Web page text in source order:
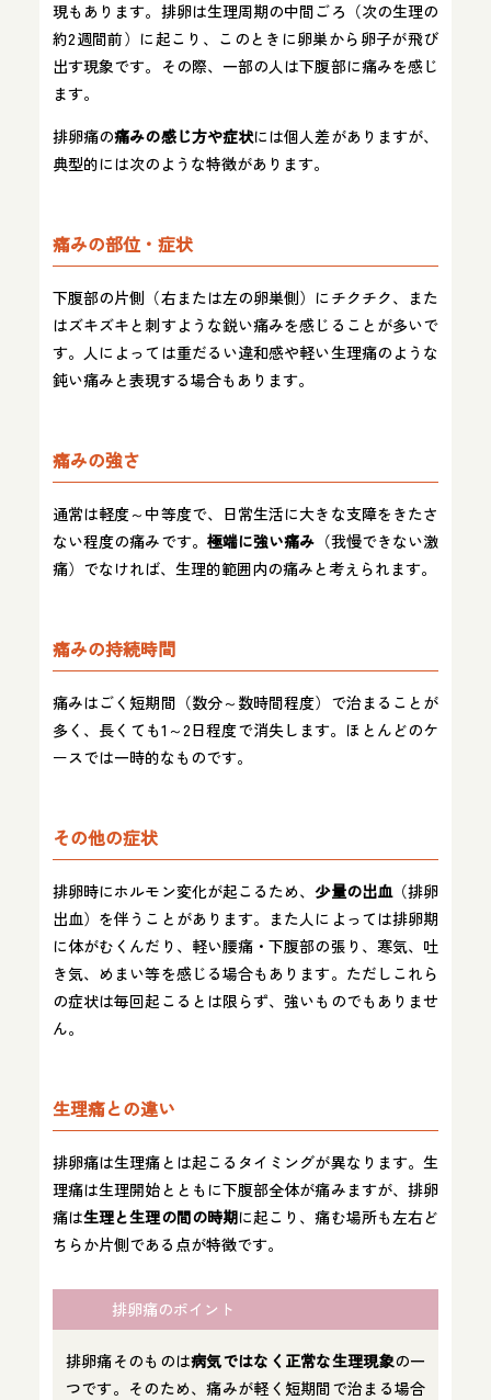
現もあります。排卵は生理周期の中間ごろ（次の生理の
約2週間前）に起こり、このときに卵巣から卵子が飛び
出す現象です。その際、一部の人は下腹部に痛みを感じ
ます。
排卵痛の痛みの感じ方や症状には個人差がありますが、
典型的には次のような特徴があります。
痛みの部位・症状
下腹部の片側（右または左の卵巣側）にチクチク、また
はズキズキと刺すような鋭い痛みを感じることが多いで
す。人によっては重だるい違和感や軽い生理痛のような
鈍い痛みと表現する場合もあります。
痛みの強さ
通常は軽度～中等度で、日常生活に大きな支障をきたさ
ない程度の痛みです。 極端に強い痛み （我慢できない激
痛）でなければ、生理的範囲内の痛みと考えられます。
痛みの持続時間
痛みはごく短期間（数分～数時間程度）で治まることが
多く、長くても1～2日程度で消失します。ほとんどのケ
ースでは一時的なものです。
その他の症状
排卵時にホルモン変化が起こるため、少量の出血（排卵
出血）を伴うことがあります。また人によっては排卵期
に体がむくんだり、軽い腰痛・下腹部の張り、寒気、吐
き気、めまい等を感じる場合もあります。ただしこれら
の症状は毎回起こるとは限らず、強いものでもありませ
ん。
生理痛との違い
排卵痛は生理痛とは起こるタイミングが異なります。生
理痛は生理開始とともに下腹部全体が痛みますが、排卵
痛は生理と生理の間の時期に起こり、痛む場所も左右ど
ちらか片側である点が特徴です。
排卵痛のポイント
排卵痛そのものは病気ではなく正常な生理現象の一
つです。そのため、痛みが軽く短期間で治まる場合